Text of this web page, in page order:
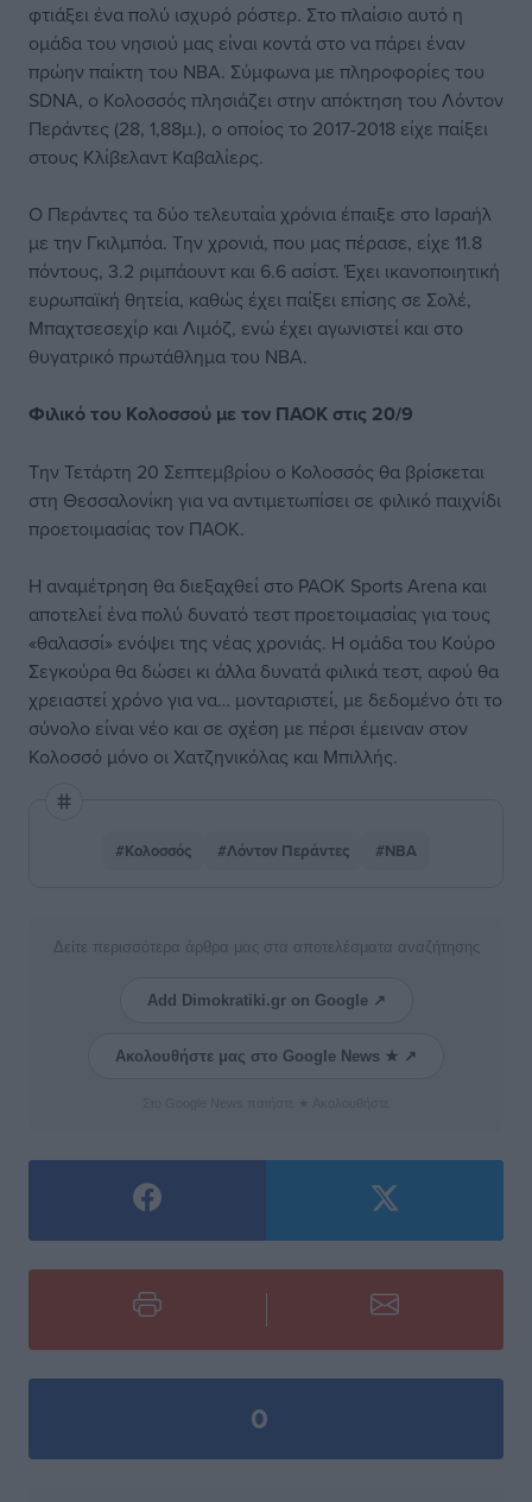
φτιάξει ένα πολύ ισχυρό ρόστερ. Στο πλαίσιο αυτό η
ομάδα του νησιού μας είναι κοντά στο να πάρει έναν
πρώην παίκτη του ΝΒΑ. Σύμφωνα με πληροφορίες του
SDNA, ο Κολοσσός πλησιάζει στην απόκτηση του Λόντον
Περάντες (28, 1,88μ.), ο οποίος το 2017-2018 είχε παίξει
στους Κλίβελαντ Καβαλίερς.
Ο Περάντες τα δύο τελευταία χρόνια έπαιξε στο Ισραήλ
με την Γκιλμπόα. Την χρονιά, που μας πέρασε, είχε 11.8
πόντους, 3.2 ριμπάουντ και 6.6 ασίστ. Έχει ικανοποιητική
ευρωπαϊκή θητεία, καθώς έχει παίξει επίσης σε Σολέ,
Μπαχτσεσεχίρ και Λιμόζ, ενώ έχει αγωνιστεί και στο
θυγατρικό πρωτάθλημα του ΝΒΑ.
Φιλικό του Κολοσσού με τον ΠΑΟΚ στις 20/9
Την Τετάρτη 20 Σεπτεμβρίου ο Κολοσσός θα βρίσκεται
στη Θεσσαλονίκη για να αντιμετωπίσει σε φιλικό παιχνίδι
προετοιμασίας τον ΠΑΟΚ.
Η αναμέτρηση θα διεξαχθεί στο PAOK Sports Arena και
αποτελεί ένα πολύ δυνατό τεστ προετοιμασίας για τους
«θαλασσί» ενόψει της νέας χρονιάς. Η ομάδα του Κούρο
Σεγκούρα θα δώσει κι άλλα δυνατά φιλικά τεστ, αφού θα
χρειαστεί χρόνο για να… μονταριστεί, με δεδομένο ότι το
σύνολο είναι νέο και σε σχέση με πέρσι έμειναν στον
Κολοσσό μόνο οι Χατζηνικόλας και Μπιλλής.
#Κολοσσός #Λόντον Περάντες #ΝΒΑ
Δείτε περισσότερα άρθρα μας στα αποτελέσματα αναζήτησης
Add Dimokratiki.gr on Google ↗
Ακολουθήστε μας στο Google News ★ ↗
0